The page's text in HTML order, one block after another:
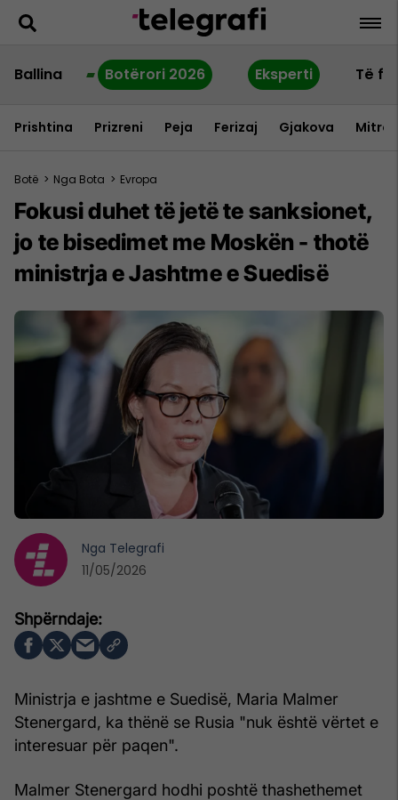
Ballina Botërori 2026 Eksperti Të
Prishtina Prizreni Peja Ferizaj Gjakova
Botë > Nga Bota > Evropa
Fokusi duhet të jetë te sanksionet,
jo te bisedimet me Moskën - thotë
ministrja e Jashtme e Suedisë
Ministrja e jashtme e Suedisë, Maria Malmer
Stenergard, ka thënë se Rusia "nuk është vërtet e
interesuar për paqen".
Malmer Stenergard hodhi poshtë thashethemet
Nga Telegrafi
11/05/2026